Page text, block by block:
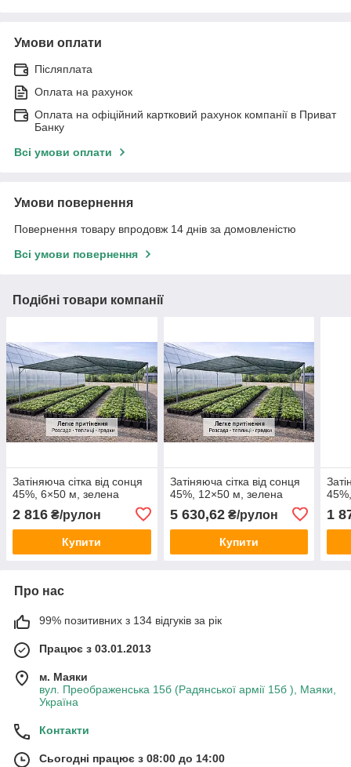
Умови оплати
Післяплата
Оплата на рахунок
Оплата на офіційний картковий рахунок компанії в Приват
Банку
Всі умови оплати
Умови повернення
Повернення товару впродовж 14 днів за домовленістю
Всі умови повернення
Подібні товари компанії
Затіняюча сітка від сонця
45%, 6×50 м, зелена
2 816 ₴/рулон
Купити
Затіняюча сітка від сонця
45%, 12×50 м, зелена
5 630,62₴/рулон
Купити
1
Про нас
99% позитивних з 134 відгуків за рік
Працює з 03.01.2013
м. Маяки
вул. Преображенська 15б (Радянської армії 15б ), Маяки,
Україна
Контакти
Сьогодні працює з 08:00 до 14:00